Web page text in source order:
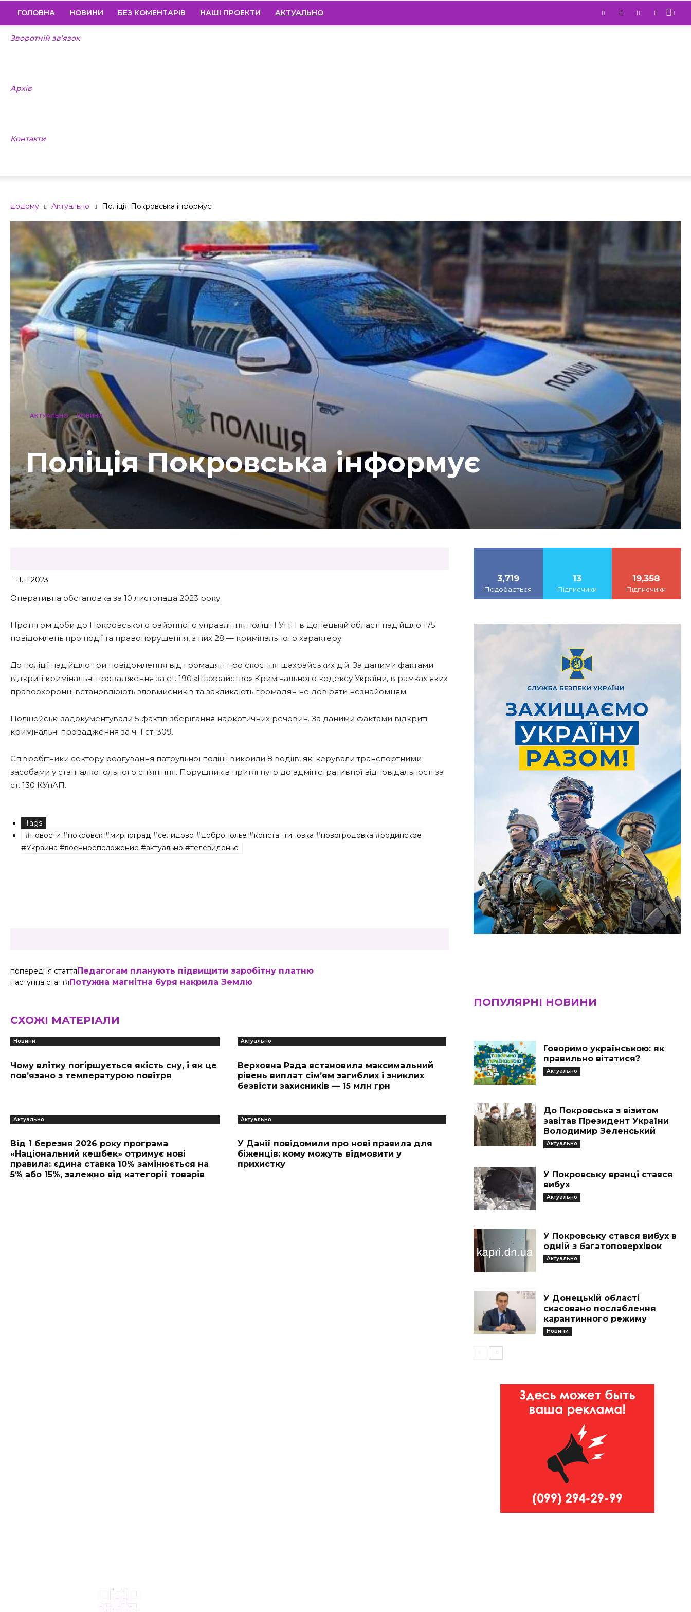
ГОЛОВНА НОВИНИ БЕЗ КОМЕНТАРІВ НАШІ ПРОЕКТИ АКТУАЛЬНО
Зворотній зв’язок
Архів
Контакти
додому Актуально Поліція Покровська інформує
АКТУАЛЬНО НОВИНИ
Поліція Покровська інформує
11.11.2023
Оперативна обстановка за 10 листопада 2023 року:
Протягом доби до Покровського районного управління поліції ГУНП в Донецькій області надійшло 175
повідомлень про події та правопорушення, з них 28 — кримінального характеру.
До поліції надійшло три повідомлення від громадян про скоєння шахрайських дій. За даними фактами
відкриті кримінальні провадження за ст. 190 «Шахрайство» Кримінального кодексу України, в рамках яких
правоохоронці встановлюють зловмисників та закликають громадян не довіряти незнайомцям.
Поліцейські задокументували 5 фактів зберігання наркотичних речовин. За даними фактами відкриті
кримінальні провадження за ч. 1 ст. 309.
Співробітники сектору реагування патрульної поліції викрили 8 водіїв, які керували транспортними
засобами у стані алкогольного сп’яніння. Порушників притягнуто до адміністративної відповідальності за
ст. 130 КУпАП.
Tags
#новости #покровск #мирноград #селидово #доброполье #константиновка #новогродовка #родинское
#Украина #военноеположение #актуально #телевиденье
попередня статтяПедагогам планують підвищити заробітну платню
наступна статтяПотужна магнітна буря накрила Землю
СХОЖІ МАТЕРІАЛИ
Новини
Чому влітку погіршується якість сну, і як це
пов’язано з температурою повітря
Актуально
Верховна Рада встановила максимальний
рівень виплат сім’ям загиблих і зниклих
безвісти захисників — 15 млн грн
Актуально
Від 1 березня 2026 року програма
«Національний кешбек» отримує нові
правила: єдина ставка 10% замінюється на
5% або 15%, залежно від категорії товарів
Актуально
У Данії повідомили про нові правила для
біженців: кому можуть відмовити у
прихистку
3,719
Подобається
13
Підписчики
19,358
Підписчики
ПОПУЛЯРНІ НОВИНИ
Говоримо українською: як
правильно вітатися?
Актуально
До Покровська з візитом
завітав Президент України
Володимир Зеленський
Актуально
У Покровську вранці стався
вибух
Актуально
У Покровську стався вибух в
одній з багатоповерхівок
Актуально
У Донецькій області
скасовано послаблення
карантинного режиму
Новини